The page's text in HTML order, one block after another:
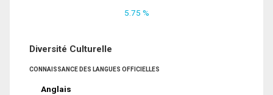
5.75 %
Diversité Culturelle
CONNAISSANCE DES LANGUES OFFICIELLES
Anglais